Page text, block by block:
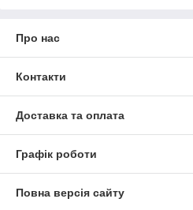
Про нас
Контакти
Доставка та оплата
Графік роботи
Повна версія сайту